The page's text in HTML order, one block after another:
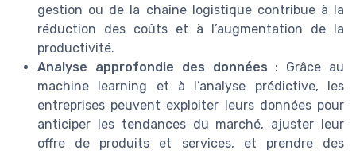
gestion ou de la chaîne logistique contribue à la
réduction des coûts et à l’augmentation de la
productivité.
Analyse approfondie des données : Grâce au
machine learning et à l’analyse prédictive, les
entreprises peuvent exploiter leurs données pour
anticiper les tendances du marché, ajuster leur
offre de produits et services, et prendre des